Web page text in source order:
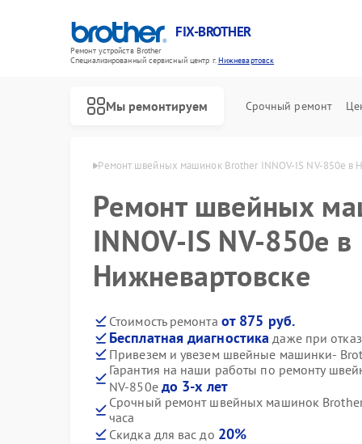
FIX-BROTHER
Ремонт устройств Brother
Специализированный cервисный центр г.Нижневартовск
Мы ремонтируем Срочный ремонт
в Нижневартовске Ремонт швейных машинок Brother INNOV-IS NV-850e в
Ремонт швейных
INNOV-IS NV-850e в
Нижневартовске
Стоимость ремонта от 875 руб.
Бесплатная диагностика даже при
Привезем и увезем швейные машинки-
Гарантия на наши работы по ремонту
NV-850e до 3-х лет
Срочный ремонт швейных машинок
часа
Скидка для вас до 20%